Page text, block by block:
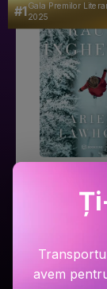
#1Gala Premilor
2025
Râul
PRP:
avem